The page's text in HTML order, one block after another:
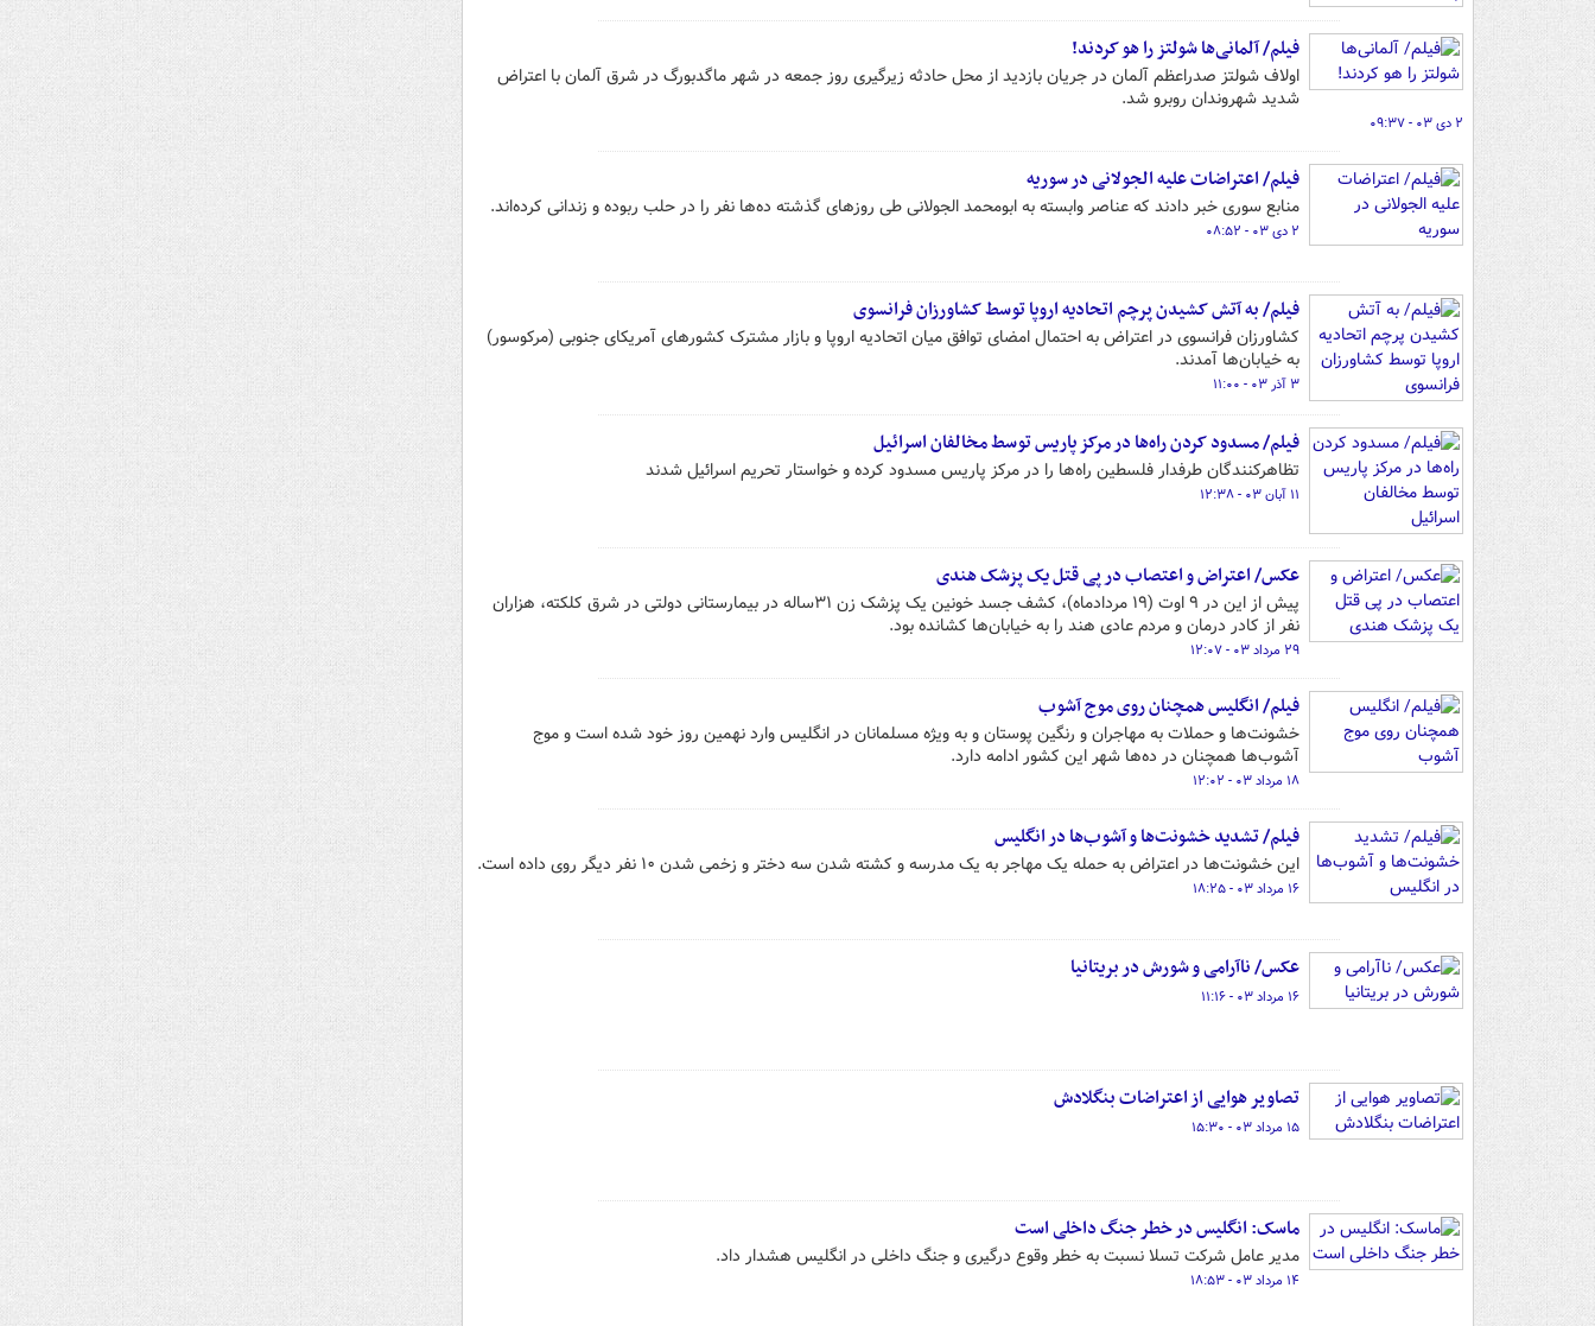
فیلم/ آلمانی‌ها شولتز را هو کردند!
اولاف شولتز صدراعظم آلمان در جریان بازدید از محل حادثه زیرگیری روز جمعه در شهر ماگدبورگ در شرق آلمان با اعتراض
شدید شهروندان روبرو شد.
۲ دی ۰۳ - ۰۹:۳۷
فیلم/ اعتراضات علیه الجولانی در سوریه
منابع سوری خبر دادند که عناصر وابسته به ابومحمد الجولانی طی روزهای گذشته ده‌ها نفر را در حلب ربوده و زندانی کرده‌اند.
۲ دی ۰۳ - ۰۸:۵۲
فیلم/ به آتش کشیدن پرچم اتحادیه اروپا توسط کشاورزان فرانسوی
کشاورزان فرانسوی در اعتراض به احتمال امضای توافق میان اتحادیه اروپا و بازار مشترک کشورهای آمریکای جنوبی (مرکوسور)
به خیابان‌ها آمدند.
۳ آذر ۰۳ - ۱۱:۰۰
فیلم/ مسدود کردن راه‌ها در مرکز پاریس توسط مخالفان اسرائیل
تظاهرکنندگان طرفدار فلسطین راه‌ها را در مرکز پاریس مسدود کرده و خواستار تحریم اسرائیل شدند
۱۱ آبان ۰۳ - ۱۲:۳۸
عکس/ اعتراض و اعتصاب در پی قتل یک پزشک هندی
پیش از این در ۹ اوت (۱۹ مردادماه)، کشف جسد خونین یک پزشک زن ۳۱ساله در بیمارستانی دولتی در شرق کلکته، هزاران
نفر از کادر درمان و مردم عادی هند را به خیابان‌ها کشانده بود.
۲۹ مرداد ۰۳ - ۱۲:۰۷
فیلم/ انگلیس همچنان روی موج آشوب
خشونت‌ها و حملات به مهاجران و رنگین پوستان و به ویژه مسلمانان در انگلیس وارد نهمین روز خود شده است و موج
آشوب‌ها همچنان در ده‌ها شهر این کشور ادامه دارد.
۱۸ مرداد ۰۳ - ۱۲:۰۲
فیلم/ تشدید خشونت‌ها و آشوب‌ها در انگلیس
این خشونت‌ها در اعتراض به حمله یک مهاجر به یک مدرسه و کشته شدن سه دختر و زخمی شدن ۱۰ نفر دیگر روی داده است.
۱۶ مرداد ۰۳ - ۱۸:۲۵
عکس/ ناآرامی و شورش در بریتانیا
۱۶ مرداد ۰۳ - ۱۱:۱۶
تصاویر هوایی از اعتراضات بنگلادش
۱۵ مرداد ۰۳ - ۱۵:۳۰
ماسک: انگلیس در خطر جنگ داخلی است
مدیر عامل شرکت تسلا نسبت به خطر وقوع درگیری و جنگ داخلی در انگلیس هشدار داد.
۱۴ مرداد ۰۳ - ۱۸:۵۳